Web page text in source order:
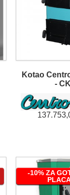
Kotao
-
-5% ZA
-10% ZA